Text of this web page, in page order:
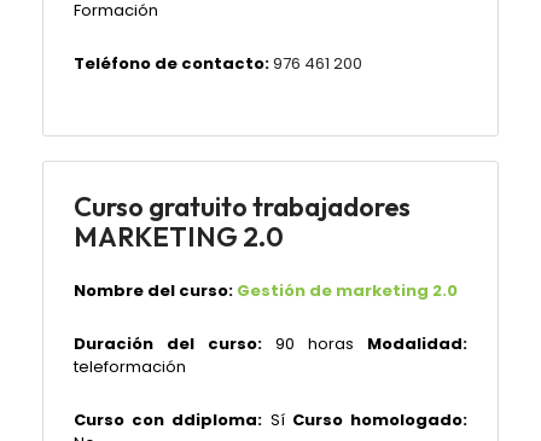
Formación
Teléfono de contacto:976 461 200
Curso gratuito trabajadores
MARKETING 2.0
Nombre del curso: Gestión de marketing 2.0
Duración del curso: 90 horas Modalidad:
teleformación
Curso con ddiploma: Sí Curso homologado: